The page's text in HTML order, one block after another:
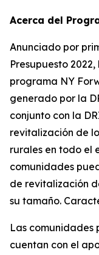
Acerca del
Anunciado por
Presupuesto
programa NY
generado por la
conjunto con la
revitalización de
rurales en todo el
comunidades
de revitalización
su tamaño.
Las comunidades
cuentan con el